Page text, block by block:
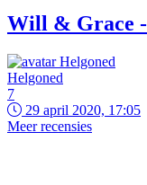
Will & Grace -
Helgoned
7
29 april 2020, 17:05
Meer recensies